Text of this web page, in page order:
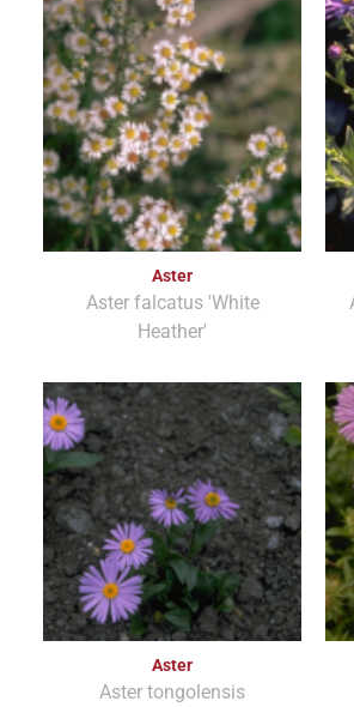
Aster
Aster falcatus 'White
Heather'
Aster
Aster tongolensis